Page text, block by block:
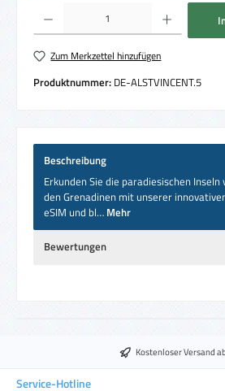
Produkt Anzahl: Gib den gewünschten Wert ein
Zum Merkzettel hinzufügen
Produktnummer: DE-ALSTVINCENT.5
Beschreibung
Erkunden Sie die paradiesischen Inseln
den Grenadinen mit unserer
eSIM und bl… Mehr
Bewertungen
Kostenloser Versand
Service-Hotline